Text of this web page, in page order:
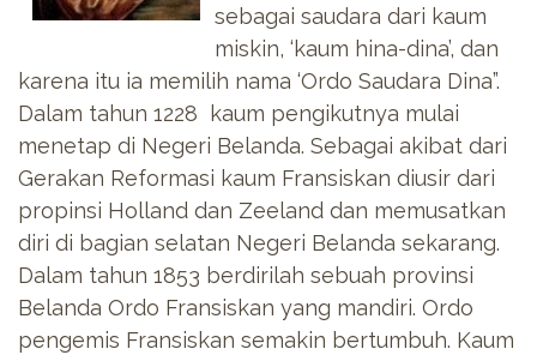
sebagai saudara dari kaum
miskin, ‘kaum hina-dina’, dan
karena itu ia memilih nama ‘Ordo Saudara Dina”.
Dalam tahun 1228 kaum pengikutnya mulai
menetap di Negeri Belanda. Sebagai akibat dari
Gerakan Reformasi kaum Fransiskan diusir dari
propinsi Holland dan Zeeland dan memusatkan
diri di bagian selatan Negeri Belanda sekarang.
Dalam tahun 1853 berdirilah sebuah provinsi
Belanda Ordo Fransiskan yang mandiri. Ordo
pengemis Fransiskan semakin bertumbuh. Kaum